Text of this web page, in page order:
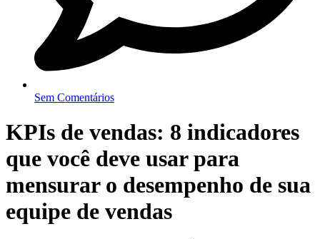
Sem Comentários
KPIs de vendas: 8 indicadores
que você deve usar para
mensurar o desempenho de sua
equipe de vendas